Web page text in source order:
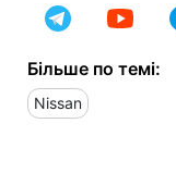
Більше по темі:
Nissan